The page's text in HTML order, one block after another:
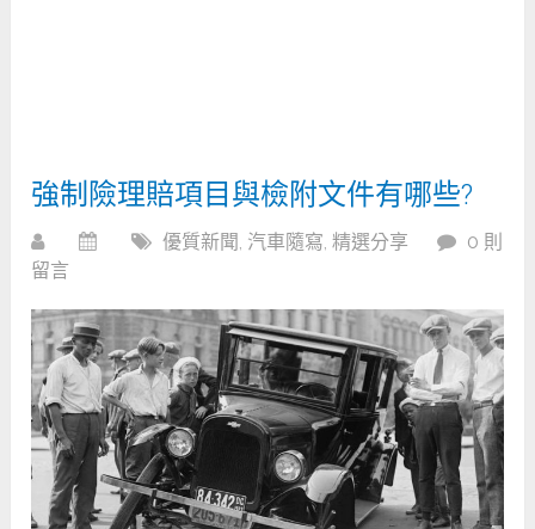
強制險理賠項目與檢附文件有哪些?
優質新聞, 汽車隨寫,精選分享
0 則
留言